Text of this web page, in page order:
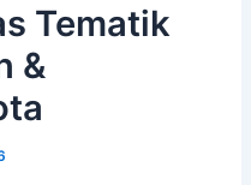
Tematik
&